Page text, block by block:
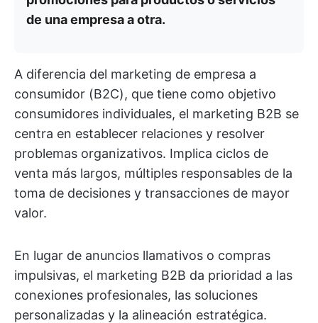
de una empresa a otra.
A diferencia del marketing de empresa a
consumidor (B2C), que tiene como objetivo
consumidores individuales, el marketing B2B se
centra en establecer relaciones y resolver
problemas organizativos. Implica ciclos de
venta más largos, múltiples responsables de la
toma de decisiones y transacciones de mayor
valor.
En lugar de anuncios llamativos o compras
impulsivas, el marketing B2B da prioridad a las
conexiones profesionales, las soluciones
personalizadas y la alineación estratégica.